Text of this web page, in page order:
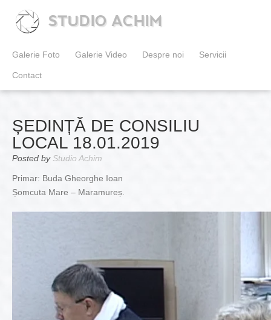
STUDIO ACHIM
Galerie Foto Galerie Video Despre noi Servicii
Contact
ȘEDINȚĂ DE CONSILIU
LOCAL 18.01.2019
Posted by Studio Achim
Primar: Buda Gheorghe Ioan
Șomcuta Mare – Maramureș.